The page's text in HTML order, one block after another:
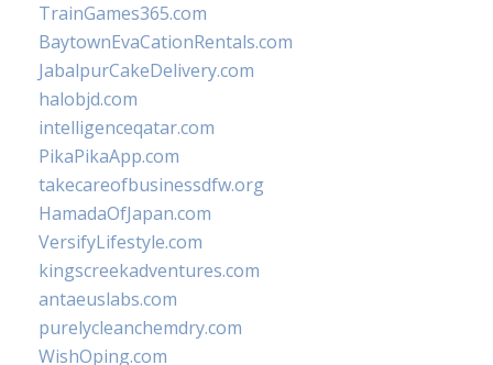
TrainGames365.com
BaytownEvaCationRentals.com
JabalpurCakeDelivery.com
halobjd.com
intelligenceqatar.com
PikaPikaApp.com
takecareofbusinessdfw.org
HamadaOfJapan.com
VersifyLifestyle.com
kingscreekadventures.com
antaeuslabs.com
purelycleanchemdry.com
WishOping.com